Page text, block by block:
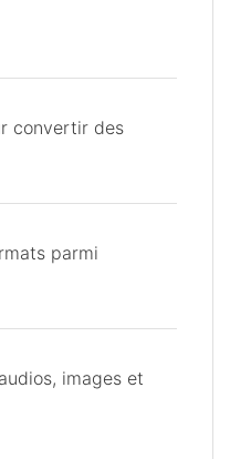
convertir des
parmi
images et